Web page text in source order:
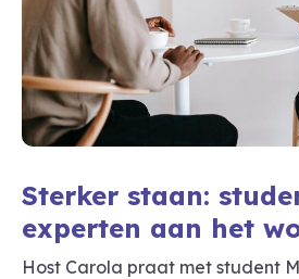
Sterker staan:
experten aan het
Host Carola praat met student